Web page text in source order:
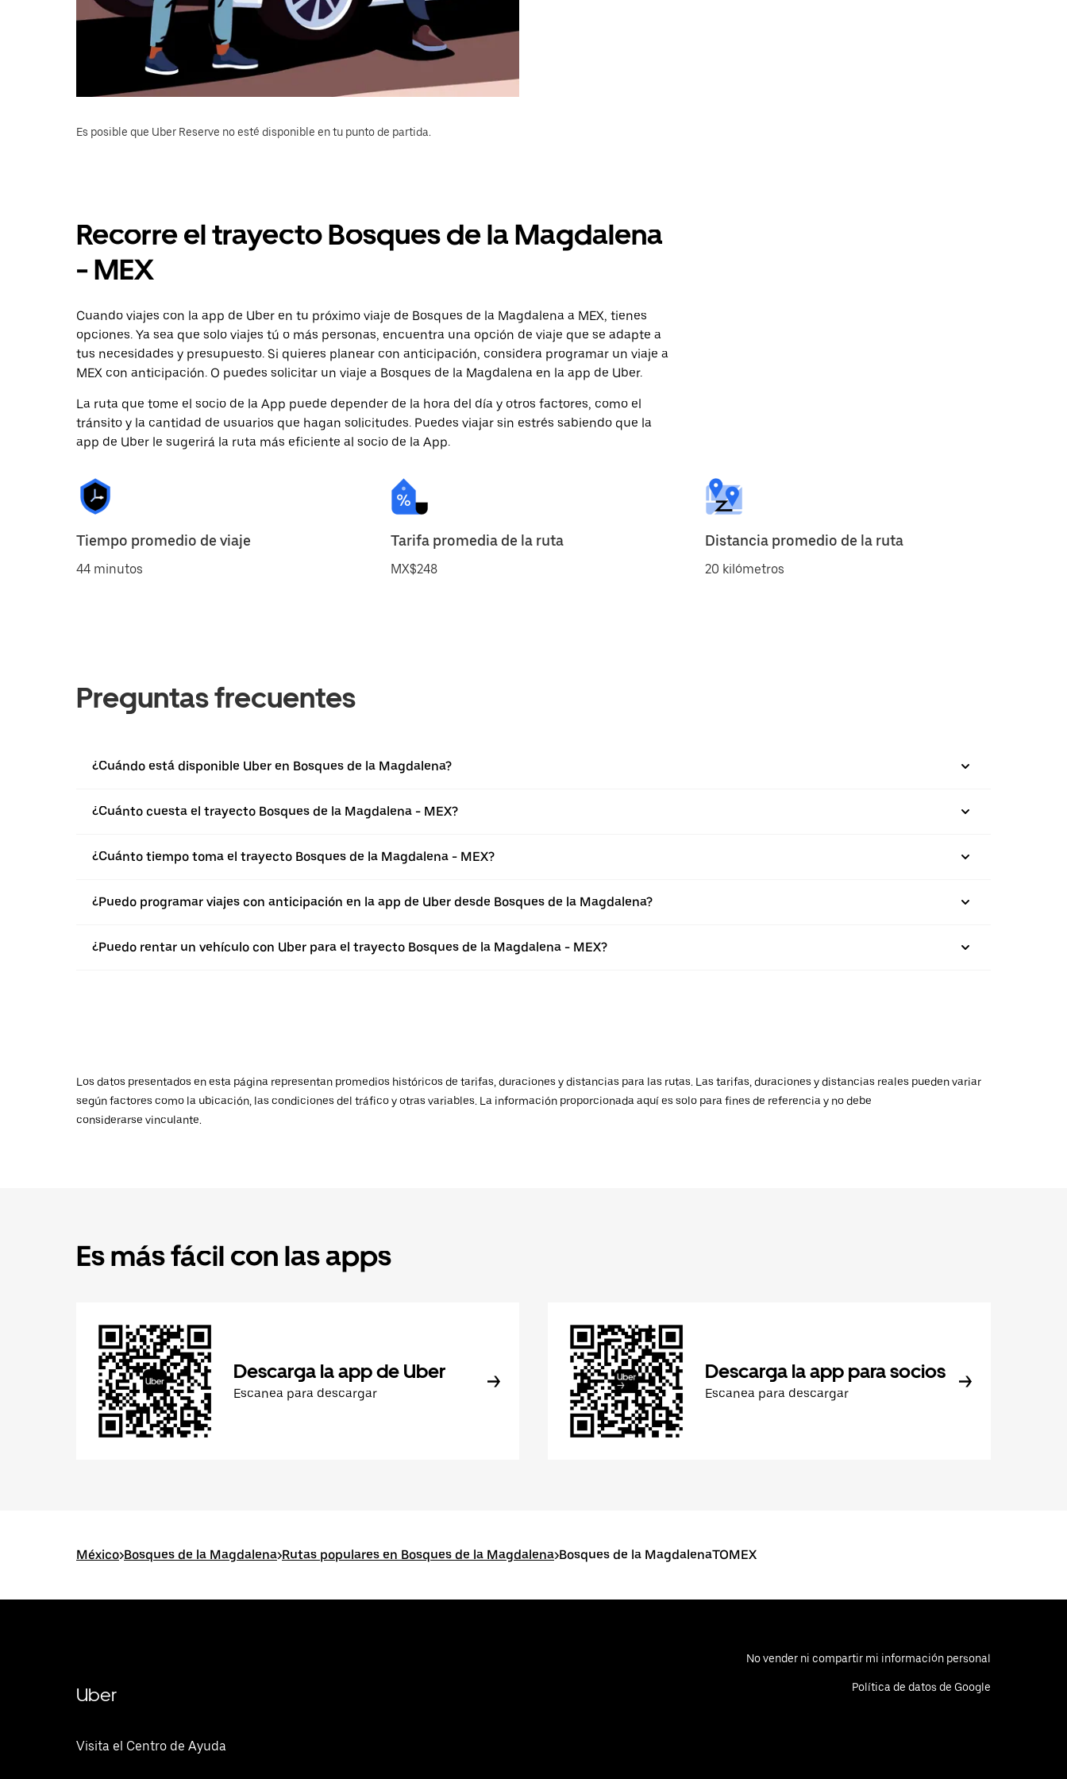
Es posible que Uber Reserve no esté disponible en tu punto de partida.
Recorre el trayecto Bosques de la Magdalena
- MEX
Cuando viajes con la app de Uber en tu próximo viaje de Bosques de la Magdalena a MEX, tienes
opciones. Ya sea que solo viajes tú o más personas, encuentra una opción de viaje que se adapte a
tus necesidades y presupuesto. Si quieres planear con anticipación, considera programar un viaje a
MEX con anticipación. O puedes solicitar un viaje a Bosques de la Magdalena en la app de Uber.
La ruta que tome el socio de la App puede depender de la hora del día y otros factores, como el
tránsito y la cantidad de usuarios que hagan solicitudes. Puedes viajar sin estrés sabiendo que la
app de Uber le sugerirá la ruta más eficiente al socio de la App.
Tiempo promedio de viaje
44 minutos
Tarifa promedia de la ruta
MX$248
Distancia promedio de la ruta
20 kilómetros
Preguntas frecuentes
¿Cuándo está disponible Uber en Bosques de la Magdalena?
¿Cuánto cuesta el trayecto Bosques de la Magdalena - MEX?
¿Cuánto tiempo toma el trayecto Bosques de la Magdalena - MEX?
¿Puedo programar viajes con anticipación en la app de Uber desde Bosques de la Magdalena?
¿Puedo rentar un vehículo con Uber para el trayecto Bosques de la Magdalena - MEX?
Los datos presentados en esta página representan promedios históricos de tarifas, duraciones y distancias para las rutas. Las tarifas, duraciones y distancias reales pueden variar
según factores como la ubicación, las condiciones del tráfico y otras variables. La información proporcionada aquí es solo para fines de referencia y no debe
considerarse vinculante.
Es más fácil con las apps
Descarga la app de Uber
Escanea para descargar
Descarga la app para socios
Escanea para descargar
México>Bosques de la Magdalena>Rutas populares en Bosques de la Magdalena>Bosques de la MagdalenaTOMEX
Uber
Visita el Centro de Ayuda
No vender ni compartir mi información personal
Política de datos de Google